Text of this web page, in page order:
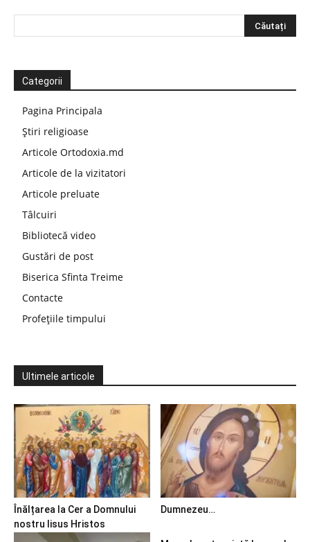
Categorii
Pagina Principala
Știri religioase
Articole Ortodoxia.md
Articole de la vizitatori
Articole preluate
Tâlcuiri
Bibliotecă video
Gustări de post
Biserica Sfinta Treime
Contacte
Profețiile timpului
Ultimele articole
Înălțarea la Cer a Domnului
nostru Iisus Hristos
Dumnezeu…